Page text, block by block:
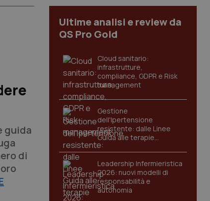
guida
di
Ultime analisi e review da
QS Pro Gold
Cloud sanitario:
infrastrutture,
compliance, GDPR e Risk
management
Gestione
dell'Ipertensione
resistente: dalle Linee
Guida alle terapie
innovative
Leadership Infermieristica
2026: nuovi modelli di
responsabilità e
autonomia